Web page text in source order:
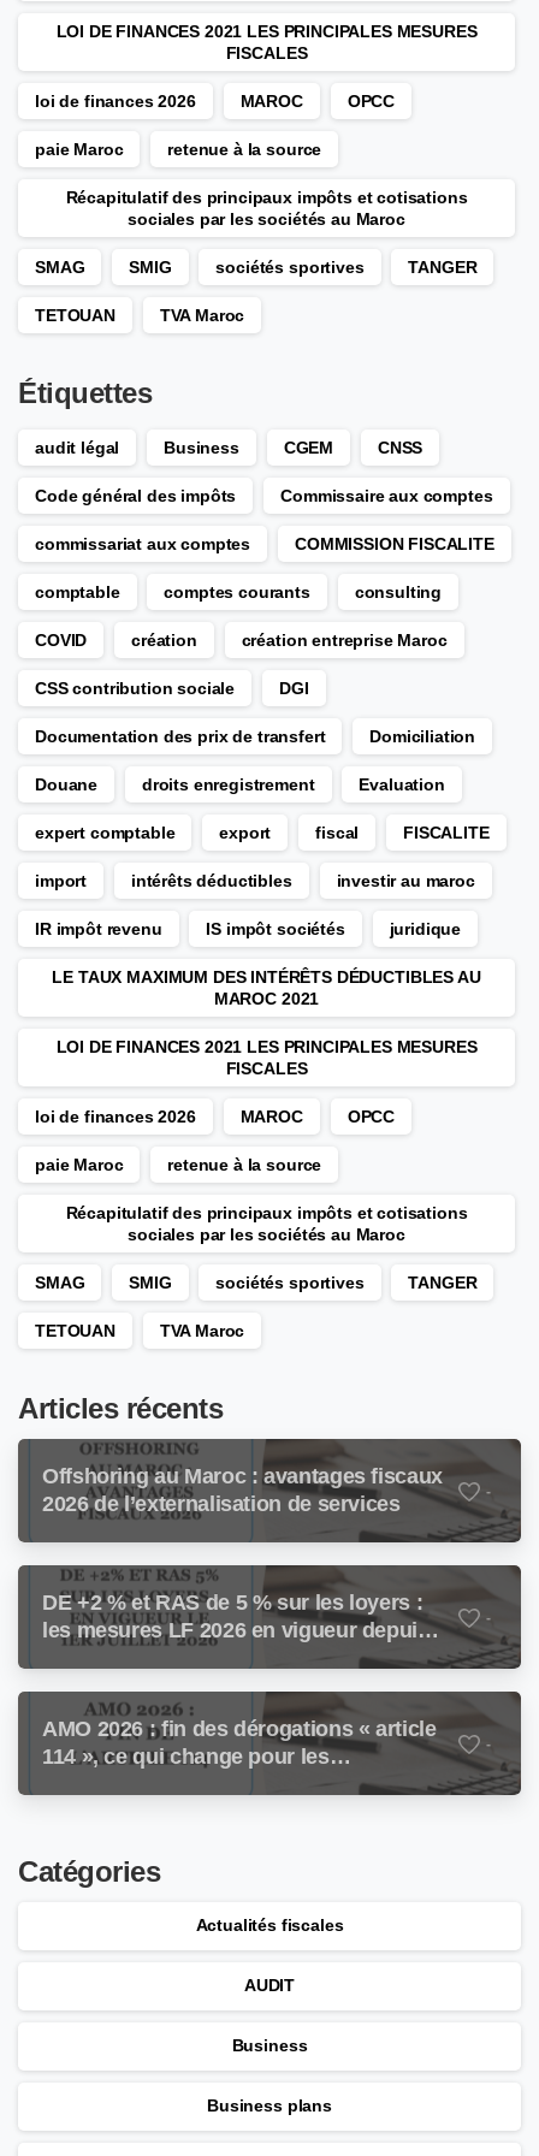
LOI DE FINANCES 2021 LES PRINCIPALES MESURES
FISCALES
loi de finances 2026 MAROC OPCC
paie Maroc retenue à la source
Récapitulatif des principaux impôts et cotisations
sociales par les sociétés au Maroc
SMAG SMIG sociétés sportives TANGER
TETOUAN TVA Maroc
Étiquettes
audit légal Business CGEM CNSS
Code général des impôts Commissaire aux comptes
commissariat aux comptes COMMISSION FISCALITE
comptable comptes courants consulting
COVID création création entreprise Maroc
CSS contribution sociale DGI
Documentation des prix de transfert Domiciliation
Douane droits enregistrement Evaluation
expert comptable export fiscal FISCALITE
import intérêts déductibles investir au maroc
IR impôt revenu IS impôt sociétés juridique
LE TAUX MAXIMUM DES INTÉRÊTS DÉDUCTIBLES AU
MAROC 2021
LOI DE FINANCES 2021 LES PRINCIPALES MESURES
FISCALES
loi de finances 2026 MAROC OPCC
paie Maroc retenue à la source
Récapitulatif des principaux impôts et cotisations
sociales par les sociétés au Maroc
SMAG SMIG sociétés sportives TANGER
TETOUAN TVA Maroc
Articles récents
Offshoring au Maroc : avantages fiscaux
2026 de l’externalisation de services
-
DE +2 % et RAS de 5 % sur les loyers :
les mesures LF 2026 en vigueur depuis
-
AMO 2026 : fin des dérogations « article
114 », ce qui change pour les
-
Catégories
Actualités fiscales
AUDIT
Business
Business plans